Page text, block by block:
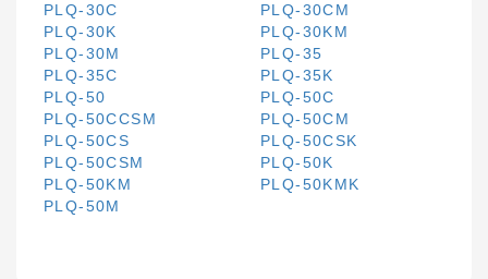
PLQ-30C
PLQ-30CM
PLQ-30K
PLQ-30KM
PLQ-30M
PLQ-35
PLQ-35C
PLQ-35K
PLQ-50
PLQ-50C
PLQ-50CCSM
PLQ-50CM
PLQ-50CS
PLQ-50CSK
PLQ-50CSM
PLQ-50K
PLQ-50KM
PLQ-50KMK
PLQ-50M